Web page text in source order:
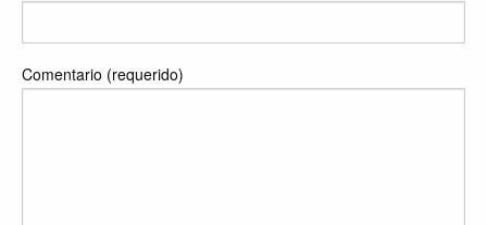
Comentario (requerido)